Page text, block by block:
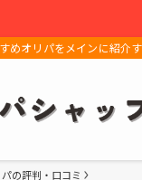
めオリパをメインに紹介
の評判・口コミ